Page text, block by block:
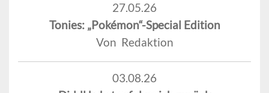
27.05.26
Tonies: „Pokémon“-Special Edition
Von Redaktion
03.08.26